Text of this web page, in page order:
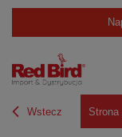
Wstecz Strona